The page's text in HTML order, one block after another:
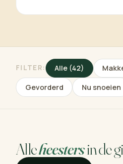
FILTER: Alle (42)
Gevorderd Nu snoeien
Alleheestersin de